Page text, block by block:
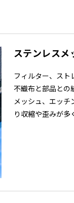
ステンレスメ
フィルター、ス
不織布と部品との
メッシュ、エッチ
り収縮や歪みが